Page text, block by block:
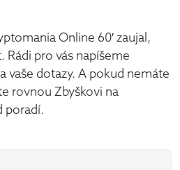
Online 60′ zaujal,
pro vás napíšeme
vaše dotazy. A pokud nemáte
rovnou Zbyškovi na
poradí.